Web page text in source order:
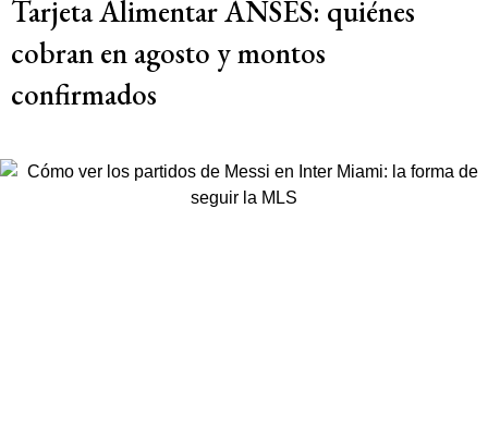
Tarjeta Alimentar ANSES: quiénes
cobran en agosto y montos
confirmados